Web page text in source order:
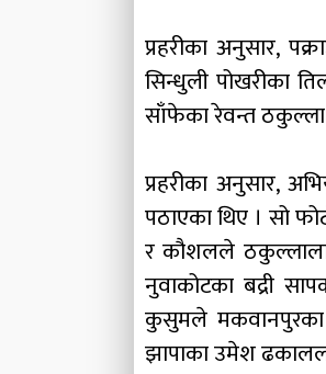
प्रहरीका अनुसार,
सिन्धुली पोखरीका
साँफेका रेवन्त
प्रहरीका अनुसार,
पठाएका थिए । सो
र कौशलले
नुवाकोटका बद्री
कुसुमले मकवानपुरका
झापाका उमेश